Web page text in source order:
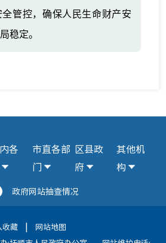
管控，确保人民生命财产安
稳定。
各
市直各部
门
区县政
府
其他机
构
政府网站抽查情况
收藏 |
网站地图